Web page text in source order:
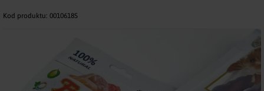
Kod produktu: 0010618S